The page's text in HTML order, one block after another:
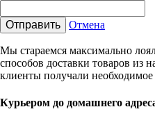
Отправить Отмена
Мы стараемся максимально
способов доставки товаров из
клиенты получали
Курьером до домашнего